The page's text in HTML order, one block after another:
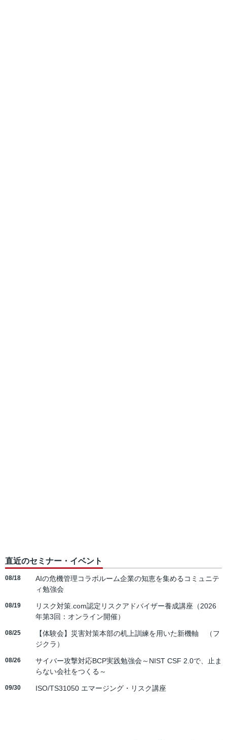
直近のセミナー・イベント
08/18
AIの危機管理コラボルーム企業の知恵を集めるコミュニテ
ィ勉強会
08/19
リスク対策.com認定リスクアドバイザー養成講座（2026
年第3回：オンライン開催）
08/25
【体験会】災害対策本部の机上訓練を用いた新機軸 （フ
ジクラ）
08/26
サイバー攻撃対応BCP実践勉強会～NIST CSF 2.0で、止ま
らない会社をつくる～
09/30 ISO/TS31050 エマージング・リスク講座